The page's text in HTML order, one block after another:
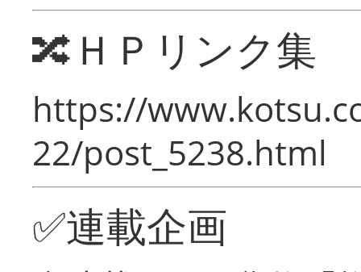
🔀ＨＰリンク集
https://
22/post_5238.html
✅連載企画